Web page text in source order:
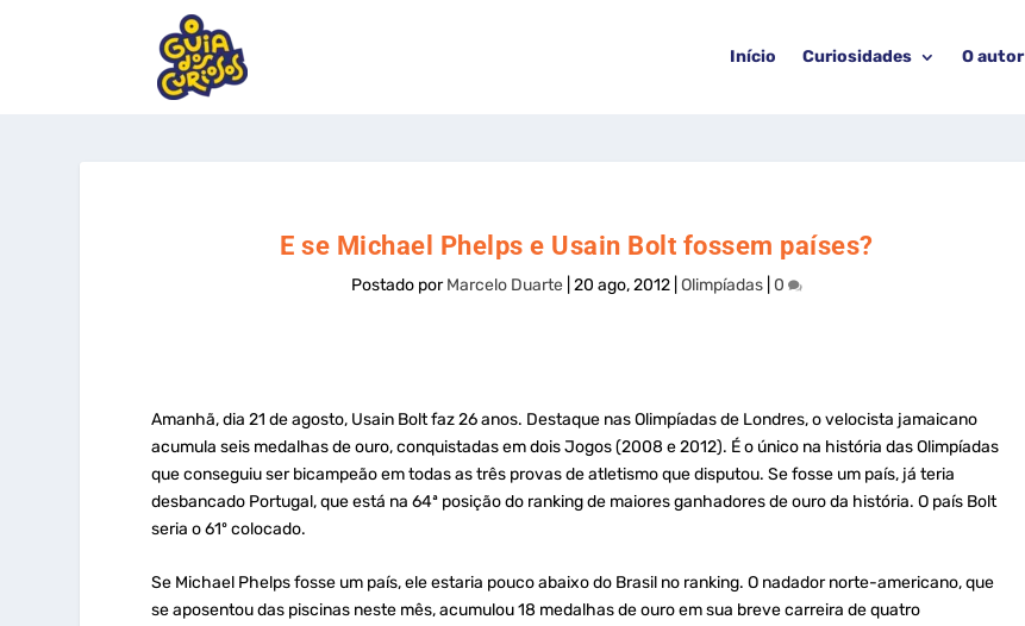
Início Curiosidades O autor
E se Michael Phelps e Usain Bolt fossem países?
Postado porMarcelo Duarte |20 ago, 2012 |Olimpíadas 0
Amanhã, dia 21 de agosto, Usain Bolt faz 26 anos. Destaque nas Olimpíadas de Londres, o velocista jamaicano
acumula seis medalhas de ouro, conquistadas em dois Jogos (2008 e 2012). É o único na história das Olimpíadas
que conseguiu ser bicampeão em todas as três provas de atletismo que disputou. Se fosse um país, já teria
desbancado Portugal, que está na 64ª posição do ranking de maiores ganhadores de ouro da história. O país Bolt
seria o 61º colocado.
Se Michael Phelps fosse um país, ele estaria pouco abaixo do Brasil no ranking. O nadador norte-americano, que
se aposentou das piscinas neste mês, acumulou 18 medalhas de ouro em sua breve carreira de quatro